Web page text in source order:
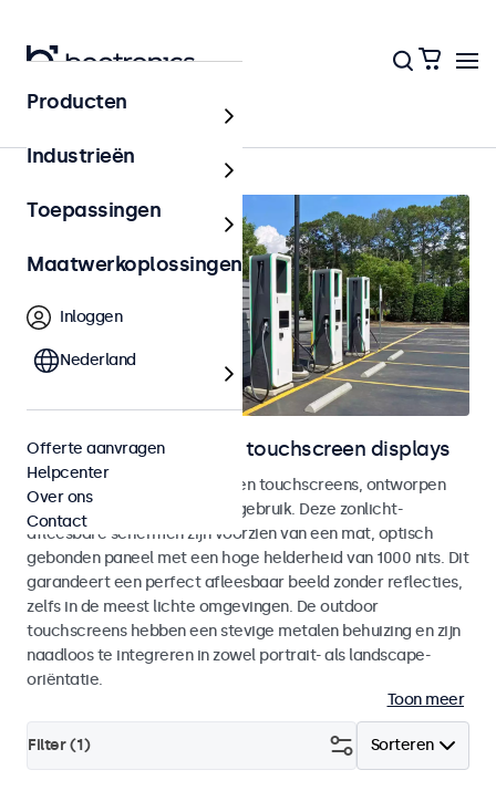
Home
Outdoor monitoren en touchscreen displays
Weersbestendige monitoren en touchscreens, ontworpen
voor zowel binnen- als buitengebruik. Deze zonlicht-
afleesbare schermen zijn voorzien van een mat, optisch
gebonden paneel met een hoge helderheid van 1000 nits. Dit
garandeert een perfect afleesbaar beeld zonder reflecties,
zelfs in de meest lichte omgevingen. De outdoor
touchscreens hebben een stevige metalen behuizing en zijn
naadloos te integreren in zowel portrait- als landscape-
oriëntatie.
Toon meer
Sorteren
Filter (1)
Producten
Industrieën
Toepassingen
Maatwerkoplossingen
Inloggen
Nederland
Offerte aanvragen
Helpcenter
Over ons
Contact